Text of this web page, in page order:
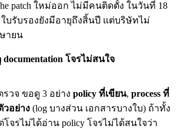
patch ใหม่ออก ไม่มีคนติดตั้ง ในวันที่ 18
บรับรองยังมีอายุถึงสิ้นปี แต่บริษัทไม่
ายน
โจรไม่สนใจ
วจ ขอดู 3 อย่าง policy ที่เขียน, process ที่
วอย่าง (log บางส่วน เอกสารบางใบ) ถ้าทั้ง
จรไม่ได้อ่าน policy โจรไม่ได้สนใจว่า